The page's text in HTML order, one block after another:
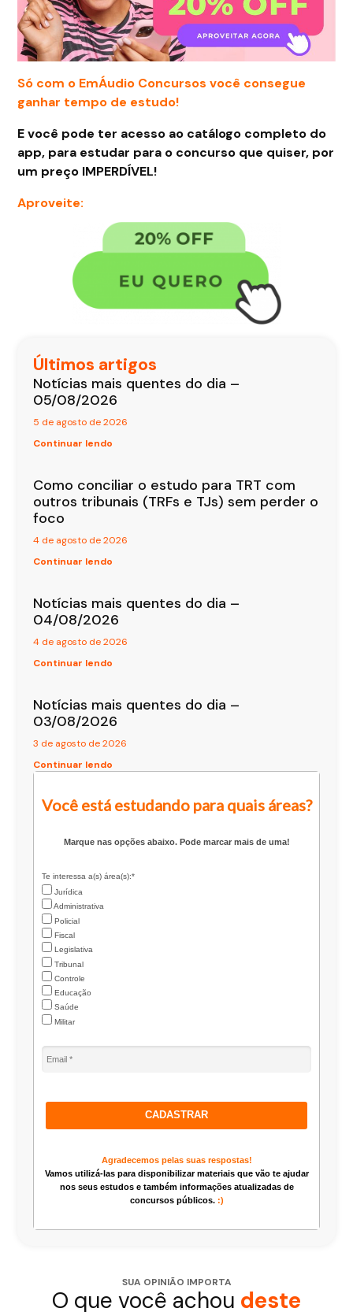
Só com o EmÁudio Concursos você consegue
ganhar tempo de estudo!
E você pode ter acesso ao catálogo completo do
app, para estudar para o concurso que quiser, por
um preço IMPERDÍVEL!
Aproveite:
Últimos artigos
Notícias mais quentes do dia –
05/08/2026
5 de agosto de 2026
Continuar lendo
Como conciliar o estudo para TRT com
outros tribunais (TRFs e TJs) sem perder o
foco
4 de agosto de 2026
Continuar lendo
Notícias mais quentes do dia –
04/08/2026
4 de agosto de 2026
Continuar lendo
Notícias mais quentes do dia –
03/08/2026
3 de agosto de 2026
Continuar lendo
Você está estudando para quais áreas?
Marque nas opções abaixo. Pode marcar mais de uma!
Te interessa a(s) área(s):*
Jurídica
Administrativa
Policial
Fiscal
Legislativa
Tribunal
Controle
Educação
Saúde
Militar
CADASTRAR
Agradecemos pelas suas respostas!
Vamos utilizá-las para disponibilizar materiais que vão te ajudar
nos seus estudos e também informações atualizadas de
concursos públicos. :)
SUA OPINIÃO IMPORTA
O que você achou deste